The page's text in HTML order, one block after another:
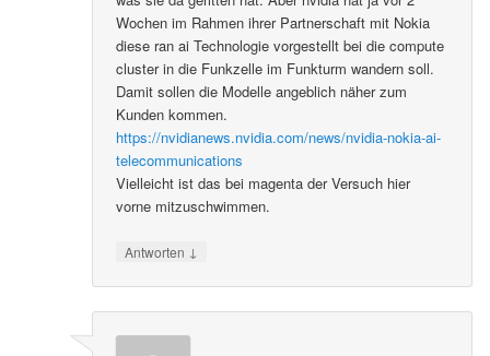
Wochen im Rahmen ihrer Partnerschaft mit Nokia
diese ran ai Technologie vorgestellt bei die compute
cluster in die Funkzelle im Funkturm wandern soll.
Damit sollen die Modelle angeblich näher zum
Kunden kommen.
https://nvidianews.nvidia.com/news/nvidia-nokia-ai-
telecommunications
Vielleicht ist das bei magenta der Versuch hier
vorne mitzuschwimmen.
Antworten ↓